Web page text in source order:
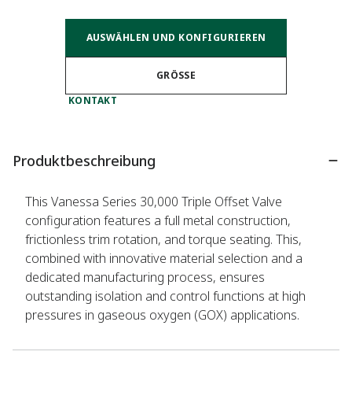
AUSWÄHLEN UND KONFIGURIEREN
GRÖSSE
KONTAKT
Produktbeschreibung
This Vanessa Series 30,000 Triple Offset Valve
configuration features a full metal construction,
frictionless trim rotation, and torque seating. This,
combined with innovative material selection and a
dedicated manufacturing process, ensures
outstanding isolation and control functions at high
pressures in gaseous oxygen (GOX) applications.